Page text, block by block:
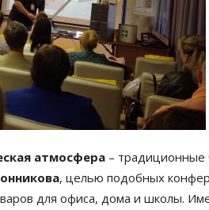
атмосфера –
, целью подобных
для офиса, дома и школы.